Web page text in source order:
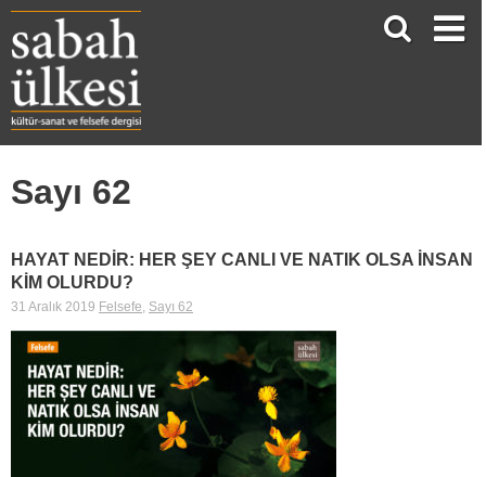
Sayı 62
HAYAT NEDİR: HER ŞEY CANLI VE NATIK OLSA İNSAN
KİM OLURDU?
31 Aralık 2019 Felsefe, Sayı 62